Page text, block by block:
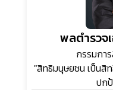
พลตำรวจ
กรรมกา
"สิทธิมนุษยชน เป็นสิ
ปก